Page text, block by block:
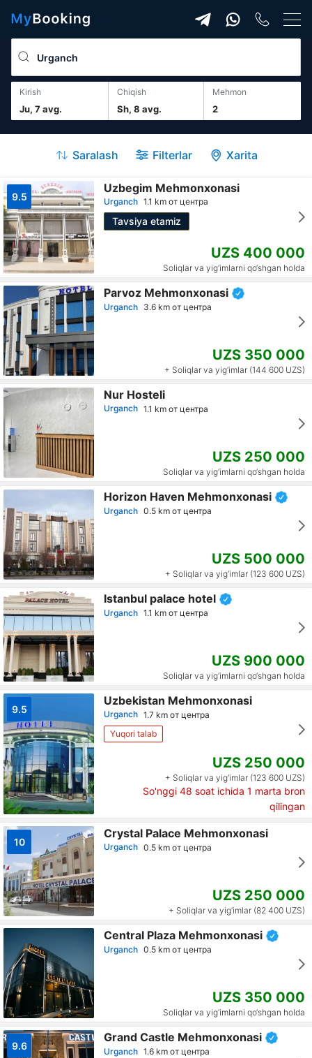
Kirish
Ju, 7 avg.
Chiqish
Sh, 8 avg. 2
mehmon
Saralash Filterlar Xarita
9.5
Uzbegim Mehmonxonasi
Urganch 1.1 km от центра
Tavsiya etamiz
UZS 400 000
Soliqlar va yig‘imlarni qo‘shgan holda
Parvoz Mehmonxonasi
Urganch 3.6 km от центра
UZS 350 000
+ Soliqlar va yig‘imlar (144 600 UZS)
Nur Hosteli
Urganch 1.1 km от центра
UZS 250 000
Soliqlar va yig‘imlarni qo‘shgan holda
Horizon Haven Mehmonxonasi
Urganch 0.5 km от центра
UZS 500 000
+ Soliqlar va yig‘imlar (123 600 UZS)
Istanbul palace hotel
Urganch 1.1 km от центра
UZS 900 000
Soliqlar va yig‘imlarni qo‘shgan holda
9.5
Uzbekistan Mehmonxonasi
Urganch 1.7 km от центра
Yuqori talab
UZS 250 000
+ Soliqlar va yig‘imlar (123 600 UZS)
So'nggi 48 soat ichida 1 marta bron
qilingan
10
Crystal Palace Mehmonxonasi
Urganch 0.5 km от центра
UZS 250 000
+ Soliqlar va yig‘imlar (82 400 UZS)
Central Plaza Mehmonxonasi
Urganch 0.5 km от центра
UZS 350 000
Soliqlar va yig‘imlarni qo‘shgan holda
9.6
Grand Castle Mehmonxonasi
Urganch 1.6 km от центра